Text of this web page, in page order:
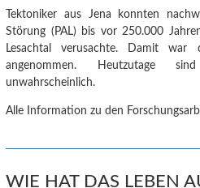
Tektoniker aus Jena konnten
Störung (PAL) bis vor 250.000
Lesachtal verusachte.
Damit war
angenommen. Heutzutage
unwahrscheinlich.
Alle Information zu den
WIE HAT DAS LEBEN